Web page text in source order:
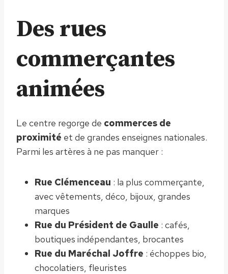
Des rues
commerçantes
animées
Le centre regorge de commerces de
proximité et de grandes enseignes nationales.
Parmi les artères à ne pas manquer :
Rue Clémenceau : la plus commerçante,
avec vêtements, déco, bijoux, grandes
marques
Rue du Président de Gaulle : cafés,
boutiques indépendantes, brocantes
Rue du Maréchal Joffre : échoppes bio,
chocolatiers, fleuristes